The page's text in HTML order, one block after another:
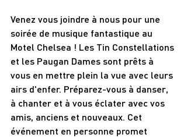
Venez vous joindre à nous pour une
soirée de musique fantastique au
Motel Chelsea ! Les Tin Constellations
et les Paugan Dames sont prêts à
vous en mettre plein la vue avec leurs
airs d'enfer. Préparez-vous à danser,
à chanter et à vous éclater avec vos
amis, anciens et nouveaux. Cet
événement en personne promet